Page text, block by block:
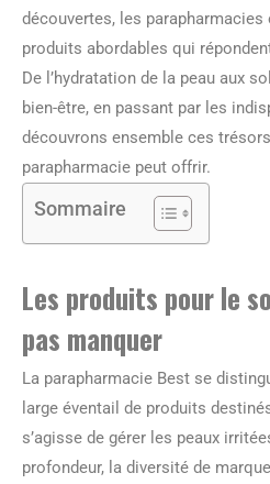
découvertes, les
produits abordables qui
De l’hydratation de la peau aux
bien-être, en passant par les
découvrons ensemble ces
parapharmacie peut offrir.
Sommaire
Les produits pour le
pas manquer
La parapharmacie Best se
large éventail de produits
s’agisse de gérer les peaux
profondeur, la diversité de